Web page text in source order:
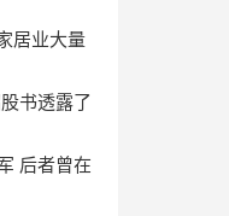
居业大量
书透露了
后者曾在